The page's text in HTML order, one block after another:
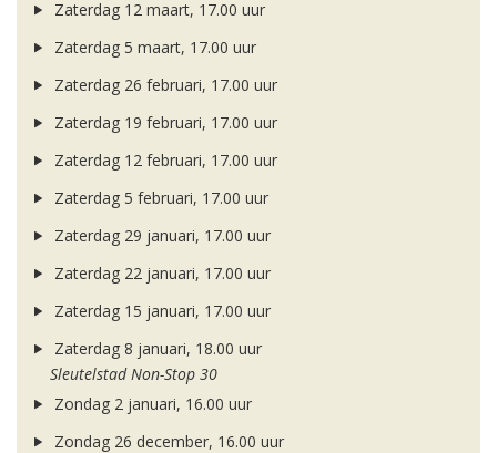
Zaterdag 12 maart, 17.00 uur
Zaterdag 5 maart, 17.00 uur
Zaterdag 26 februari, 17.00 uur
Zaterdag 19 februari, 17.00 uur
Zaterdag 12 februari, 17.00 uur
Zaterdag 5 februari, 17.00 uur
Zaterdag 29 januari, 17.00 uur
Zaterdag 22 januari, 17.00 uur
Zaterdag 15 januari, 17.00 uur
Zaterdag 8 januari, 18.00 uur
Sleutelstad Non-Stop 30
Zondag 2 januari, 16.00 uur
Zondag 26 december, 16.00 uur